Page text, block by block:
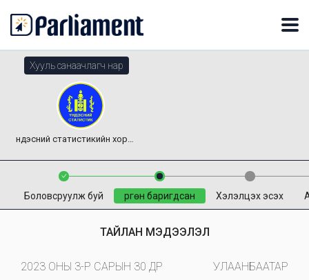
Хууль санаачлагч нар
Үндэсний статистикийн хороо
Боловсруулж буй Өргөн баригдсан Хэлэлцэх эсэх
ТАЙЛАН МЭДЭЭЛЭЛ
2023 ОНЫ 3-Р САРЫН 30 ӨДӨР УЛААНБААТАР